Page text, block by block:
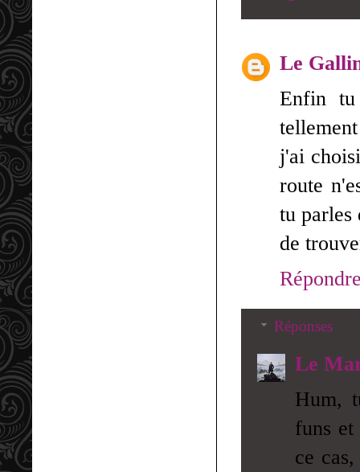
Le
Enfin tu
j'ai
route
tu parles
de
Réponses
Le
Hum,
funs
ce